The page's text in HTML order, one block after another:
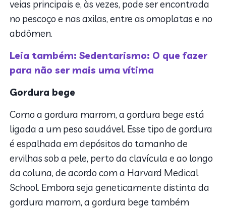
veias principais e, às vezes, pode ser encontrada
no pescoço e nas axilas, entre as omoplatas e no
abdômen.
Leia também: Sedentarismo: O que fazer
para não ser mais uma vítima
Gordura bege
Como a gordura marrom, a gordura bege está
ligada a um peso saudável. Esse tipo de gordura
é espalhada em depósitos do tamanho de
ervilhas sob a pele, perto da clavícula e ao longo
da coluna, de acordo com a Harvard Medical
School. Embora seja geneticamente distinta da
gordura marrom, a gordura bege também